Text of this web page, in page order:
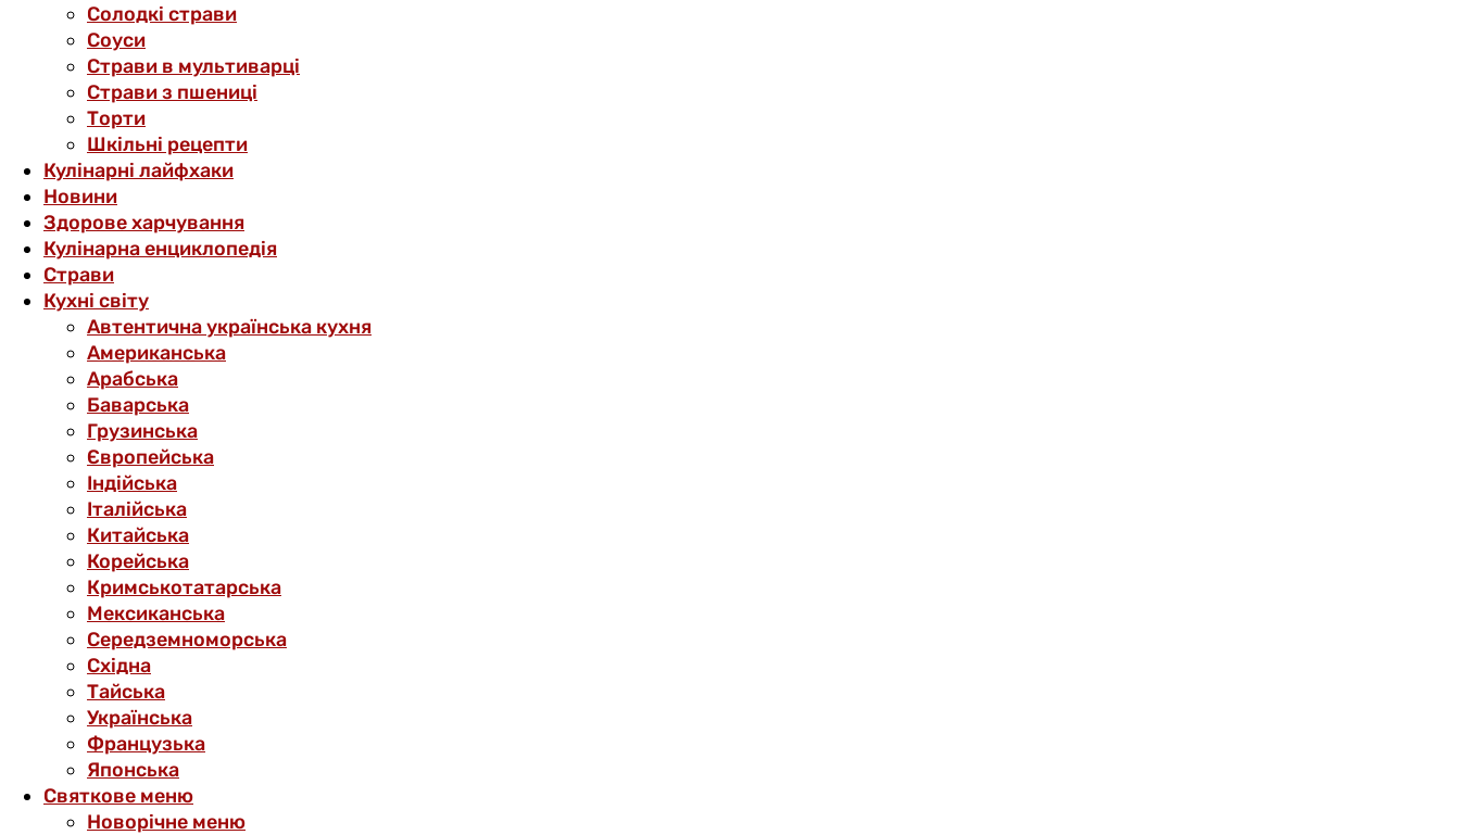
Солодкі страви
Соуси
Страви в мультиварці
Страви з пшениці
Торти
Шкільні рецепти
Кулінарні лайфхаки
Новини
Здорове харчування
Кулінарна енциклопедія
Страви
Кухні світу
Автентична українська кухня
Американська
Арабська
Баварська
Грузинська
Європейська
Індійська
Італійська
Китайська
Корейська
Кримськотатарська
Мексиканська
Середземноморська
Східна
Тайська
Українська
Французька
Японська
Святкове меню
Новорічне меню